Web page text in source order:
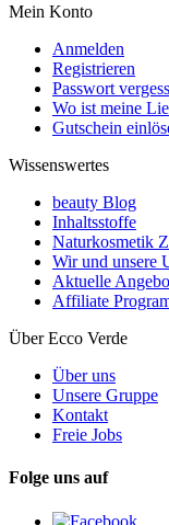
Mein Konto
Anmelden
Registrieren
Passwort
Wo ist meine
Gutschein
Wissenswertes
beauty Blog
Inhaltsstoffe
Naturkosmetik
Wir und unsere
Aktuelle
Affiliate
Über Ecco Verde
Über uns
Unsere Gruppe
Kontakt
Freie Jobs
Folge uns auf